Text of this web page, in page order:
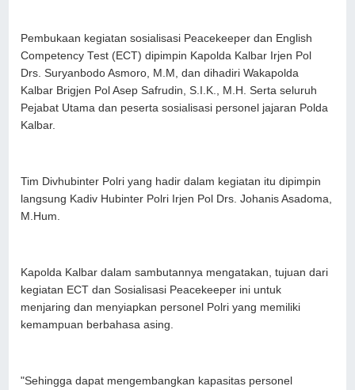
Pembukaan kegiatan sosialisasi Peacekeeper dan English
Competency Test (ECT) dipimpin Kapolda Kalbar Irjen Pol
Drs. Suryanbodo Asmoro, M.M, dan dihadiri Wakapolda
Kalbar Brigjen Pol Asep Safrudin, S.I.K., M.H. Serta seluruh
Pejabat Utama dan peserta sosialisasi personel jajaran Polda
Kalbar.
Tim Divhubinter Polri yang hadir dalam kegiatan itu dipimpin
langsung Kadiv Hubinter Polri Irjen Pol Drs. Johanis Asadoma,
M.Hum.
Kapolda Kalbar dalam sambutannya mengatakan, tujuan dari
kegiatan ECT dan Sosialisasi Peacekeeper ini untuk
menjaring dan menyiapkan personel Polri yang memiliki
kemampuan berbahasa asing.
"Sehingga dapat mengembangkan kapasitas personel